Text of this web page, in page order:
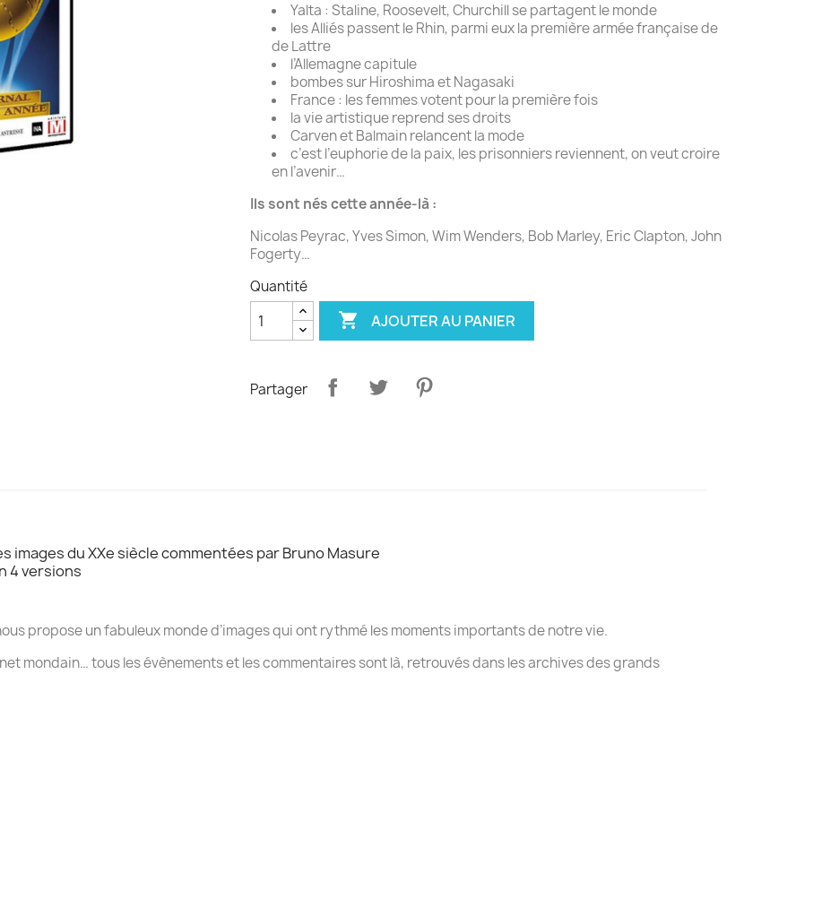
Yalta : Staline, Roosevelt, Churchill se partagent le monde
les Alliés passent le Rhin, parmi eux la première armée française de
de Lattre
l’Allemagne capitule
bombes sur Hiroshima et Nagasaki
France : les femmes votent pour la première fois
la vie artistique reprend ses droits
Carven et Balmain relancent la mode
c’est l’euphorie de la paix, les prisonniers reviennent, on veut croire
en l’avenir…
Ils sont nés cette année-là :
Nicolas Peyrac, Yves Simon, Wim Wenders, Bob Marley, Eric Clapton, John
Fogerty…
Quantité
 AJOUTER AU PANIER
Partager
images du XXe siècle commentées par Bruno Masure
4 versions
propose un fabuleux monde d’images qui ont rythmé les moments importants de notre vie.
mondain… tous les évènements et les commentaires sont là, retrouvés dans les archives des grands